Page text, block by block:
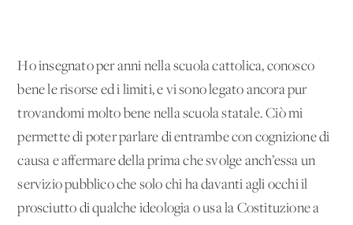
Ho insegnato per anni nella scuola cattolica, conosco
bene le risorse ed i limiti, e vi sono legato ancora pur
trovandomi molto bene nella scuola statale. Ciò mi
permette di poter parlare di entrambe con cognizione di
causa e affermare della prima che svolge anch’essa un
servizio pubblico che solo chi ha davanti agli occhi il
prosciutto di qualche ideologia o usa la Costituzione a